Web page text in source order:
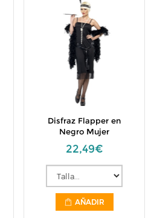
Disfraz Flapper en
Negro Mujer
22,49€
AÑADIR